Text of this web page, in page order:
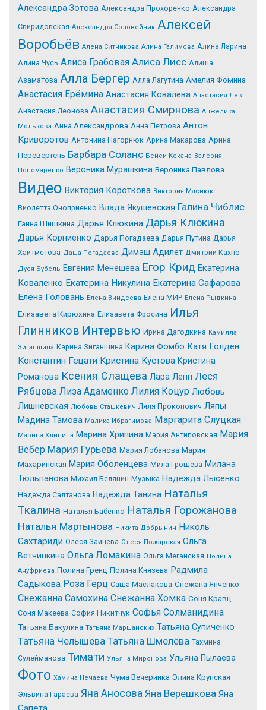
Александра Зотова Александра Прохоренко Александра
Свиридовская Александра Соловейчик Алексей
Воробьёв Алена Ситникова Алина Галимова Алина Ларина
Алина Чусь Алиса Грабовая Алиса Лисс Алиша
Азаматова Алла Бергер Алла Лагутина Амелия Фомина
Анастасия Ерёмина Анастасия Ковалева Анастасия Лев
Анастасия Леонова Анастасия Смирнова Анжелика
Молькова Анна Александрова Анна Петрова Антон
Криворотов Антонина Нагорнюк Арина Макарова Арина
Перевертень Барбара Соланс Бейси Кекана Валерия
Пономаренко Вероника Мурашкина Вероника Павлова
Видео Виктория Короткова Виктория Маснюк
Виолетта Оноприенко Влада Якушевская Галина Чиблис
Ганна Шишкина Дарья Клюкина Дарья Клюкина
Дарья Корниенко Дарья Погадаева Дарья Путина Дарья
Хаитметова Даша Погадаева Димаш Адилет Дмитрий Кахно
Дуся Бубель Евгения Менешева Егор Крид Екатерина
Коваленко Екатерина Никулина Екатерина Сафарова
Елена Головань Елена Зиндеева Елена МИР Елена Рыдкина
Елизавета Кирюхина Елизавета Фросина Илья
Глинников Интервью Ирина Дагодкина Камилла
Зиганшина Карина Зиганшина Карина Фомбо Катя Голден
Константин Гецати Кристина Кустова Кристина
Романова Ксения Слащева Лара Лепп Леся
Рябцева Лиза Адаменко Лилия Коцур Любовь
Лишневская Любовь Сташкевич Ляля Прокопович Ляпы
Мадина Тамова Малика Ибрагимова Маргарита Слуцкая
Марина Хлипина Марина Хрипина Мария Антиповская Мария
Вебер Мария Гурьева Мария Лобанова Мария
Махаринская Мария Оболенцева Мила Грошева Милана
Тюльпанова Михаил Белянин Музыка Надежда Лысенко
Надежда Салтанова Надежда Танина Наталья
Tкалина Наталья Бабенко Наталья Горожанова
Наталья Мартынова Никита Добрынин Николь
Сахтариди Олеся Зайцева Олеся Пожарская Ольга
Ветчинкина Ольга Ломакина Ольга Меганская Полина
Ануфриева Полина Гренц Полина Князева Радмила
Садыкова Роза Герц Саша Маслакова Снежана Янченко
Снежанна Самохина Снежанна Хомка Соня Кравц
Соня Макеева София Никитчук Софья Солманидина
Татьяна Бакулина Татьяна Маршанских Татьяна Супиченко
Татьяна Челышева Татьяна Шмелёва Тахмина
Сулейманова Тимати Ульяна Миронова Ульяна Пылаева
Фото Хамина Нечаева Чума Вечеринка Элина Крупская
Эльвина Гараева Яна Аносова Яна Верешкова Яна